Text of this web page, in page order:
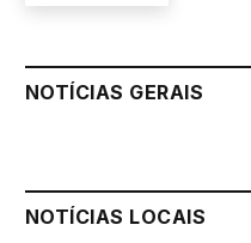
NOTÍCIAS GERAIS
NOTÍCIAS LOCAIS